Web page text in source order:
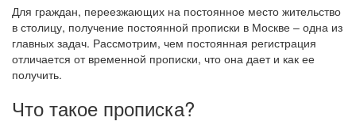
Для граждан, переезжающих на постоянное место жительство
в столицу, получение постоянной прописки в Москве – одна из
главных задач. Рассмотрим, чем постоянная регистрация
отличается от временной прописки, что она дает и как ее
получить.
Что такое прописка?